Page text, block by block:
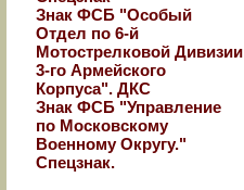
Знак ФСБ "Особый
Отдел по 6-й
Мотострелковой Дивизии
3-го Армейского
Корпуса". ДКС
Знак ФСБ "Управление
по Московскому
Военному Округу."
Спецзнак.